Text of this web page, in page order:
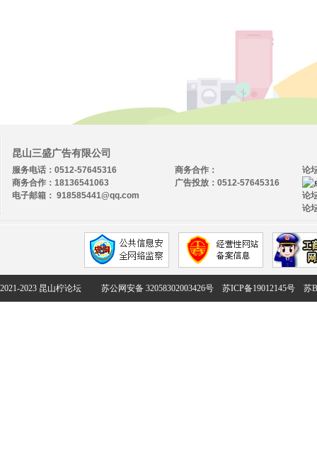
昆山三盛广告有限公司
服务电话：0512-57645316
商务合作：18136541063
电子邮箱： 918585441@qq.com
论
论
论
商务合作：
广告投放：0512-57645316
2021-2023 昆山柠论坛 苏公网安备 32058302003426号 苏ICP备19012145号 苏